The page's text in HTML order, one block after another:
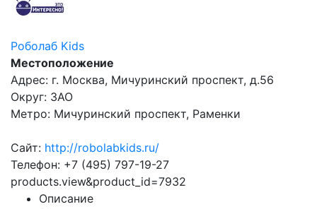
Роболаб Kids
Местоположение
Адрес: г. Москва, Мичуринский проспект, д.56
Округ: ЗАО
Метро: Мичуринский проспект, Раменки
Сайт: http://robolabkids.ru/
Телефон: +7 (495) 797-19-27
products.view&product_id=7932
Описание